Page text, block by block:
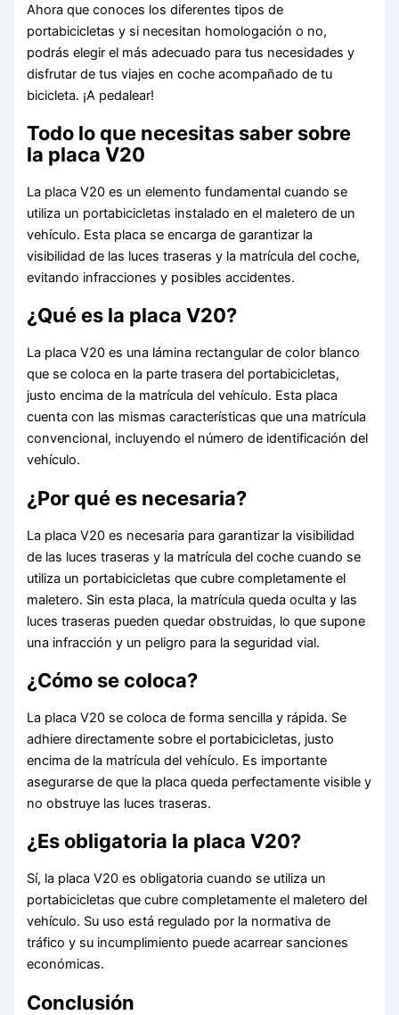
Ahora que conoces los diferentes tipos de
portabicicletas y si necesitan homologación o no,
podrás elegir el más adecuado para tus necesidades y
disfrutar de tus viajes en coche acompañado de tu
bicicleta. ¡A pedalear!
Todo lo que necesitas saber sobre
la placa V20
La placa V20 es un elemento fundamental cuando se
utiliza un portabicicletas instalado en el maletero de un
vehículo. Esta placa se encarga de garantizar la
visibilidad de las luces traseras y la matrícula del coche,
evitando infracciones y posibles accidentes.
¿Qué es la placa V20?
La placa V20 es una lámina rectangular de color blanco
que se coloca en la parte trasera del portabicicletas,
justo encima de la matrícula del vehículo. Esta placa
cuenta con las mismas características que una matrícula
convencional, incluyendo el número de identificación del
vehículo.
¿Por qué es necesaria?
La placa V20 es necesaria para garantizar la visibilidad
de las luces traseras y la matrícula del coche cuando se
utiliza un portabicicletas que cubre completamente el
maletero. Sin esta placa, la matrícula queda oculta y las
luces traseras pueden quedar obstruidas, lo que supone
una infracción y un peligro para la seguridad vial.
¿Cómo se coloca?
La placa V20 se coloca de forma sencilla y rápida. Se
adhiere directamente sobre el portabicicletas, justo
encima de la matrícula del vehículo. Es importante
asegurarse de que la placa queda perfectamente visible y
no obstruye las luces traseras.
¿Es obligatoria la placa V20?
Sí, la placa V20 es obligatoria cuando se utiliza un
portabicicletas que cubre completamente el maletero del
vehículo. Su uso está regulado por la normativa de
tráfico y su incumplimiento puede acarrear sanciones
económicas.
Conclusión